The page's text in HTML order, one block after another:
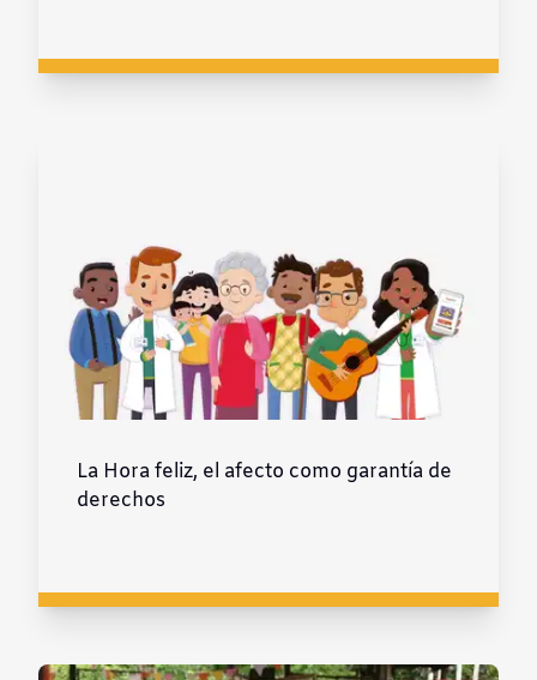
La Hora feliz, el afecto como garantía de
derechos